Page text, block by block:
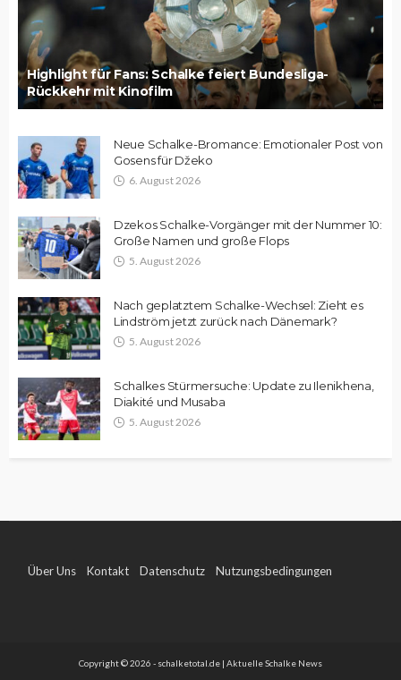
Highlight für Fans: Schalke feiert Bundesliga-
Rückkehr mit Kinofilm
Neue Schalke-Bromance: Emotionaler Post von
Gosens für Džeko
6. August 2026
Dzekos Schalke-Vorgänger mit der Nummer 10:
Große Namen und große Flops
5. August 2026
Nach geplatztem Schalke-Wechsel: Zieht es
Lindström jetzt zurück nach Dänemark?
5. August 2026
Schalkes Stürmersuche: Update zu Ilenikhena,
Diakité und Musaba
5. August 2026
Über Uns Kontakt Datenschutz Nutzungsbedingungen
Copyright © 2026 - schalketotal.de | Aktuelle Schalke News